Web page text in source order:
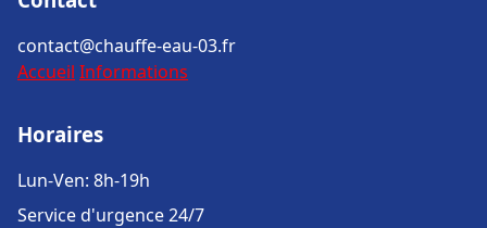
contact@chauffe-eau-03.fr
Accueil Informations
Horaires
Lun-Ven: 8h-19h
Service d'urgence 24/7